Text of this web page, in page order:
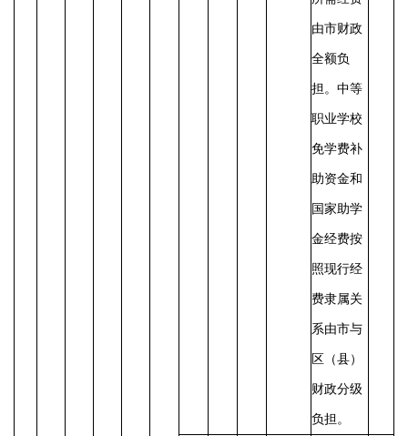
由市财政
全额负
担。中等
职业学校
免学费补
助资金和
国家助学
金经费按
照现行经
费隶属关
系由市与
区（县）
财政分级
负担。